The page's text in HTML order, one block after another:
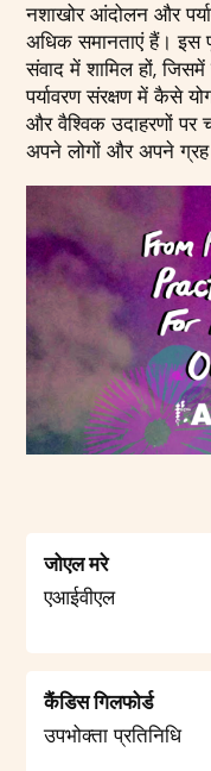
नशाखोर आंदोलन और
अधिक समानताएं हैं। इस
संवाद में शामिल हों,
पर्यावरण संरक्षण में कैसे
और वैश्विक उदाहरणों पर
अपने लोगों और अपने
जोएल मरे
एआईवीएल
कैंडिस गिलफोर्ड
उपभोक्ता प्रतिनिधि